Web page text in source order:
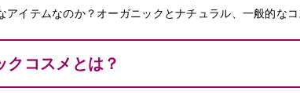
アイテムなのか？オーガニックとナチュラル、一般的な
クコスメとは？